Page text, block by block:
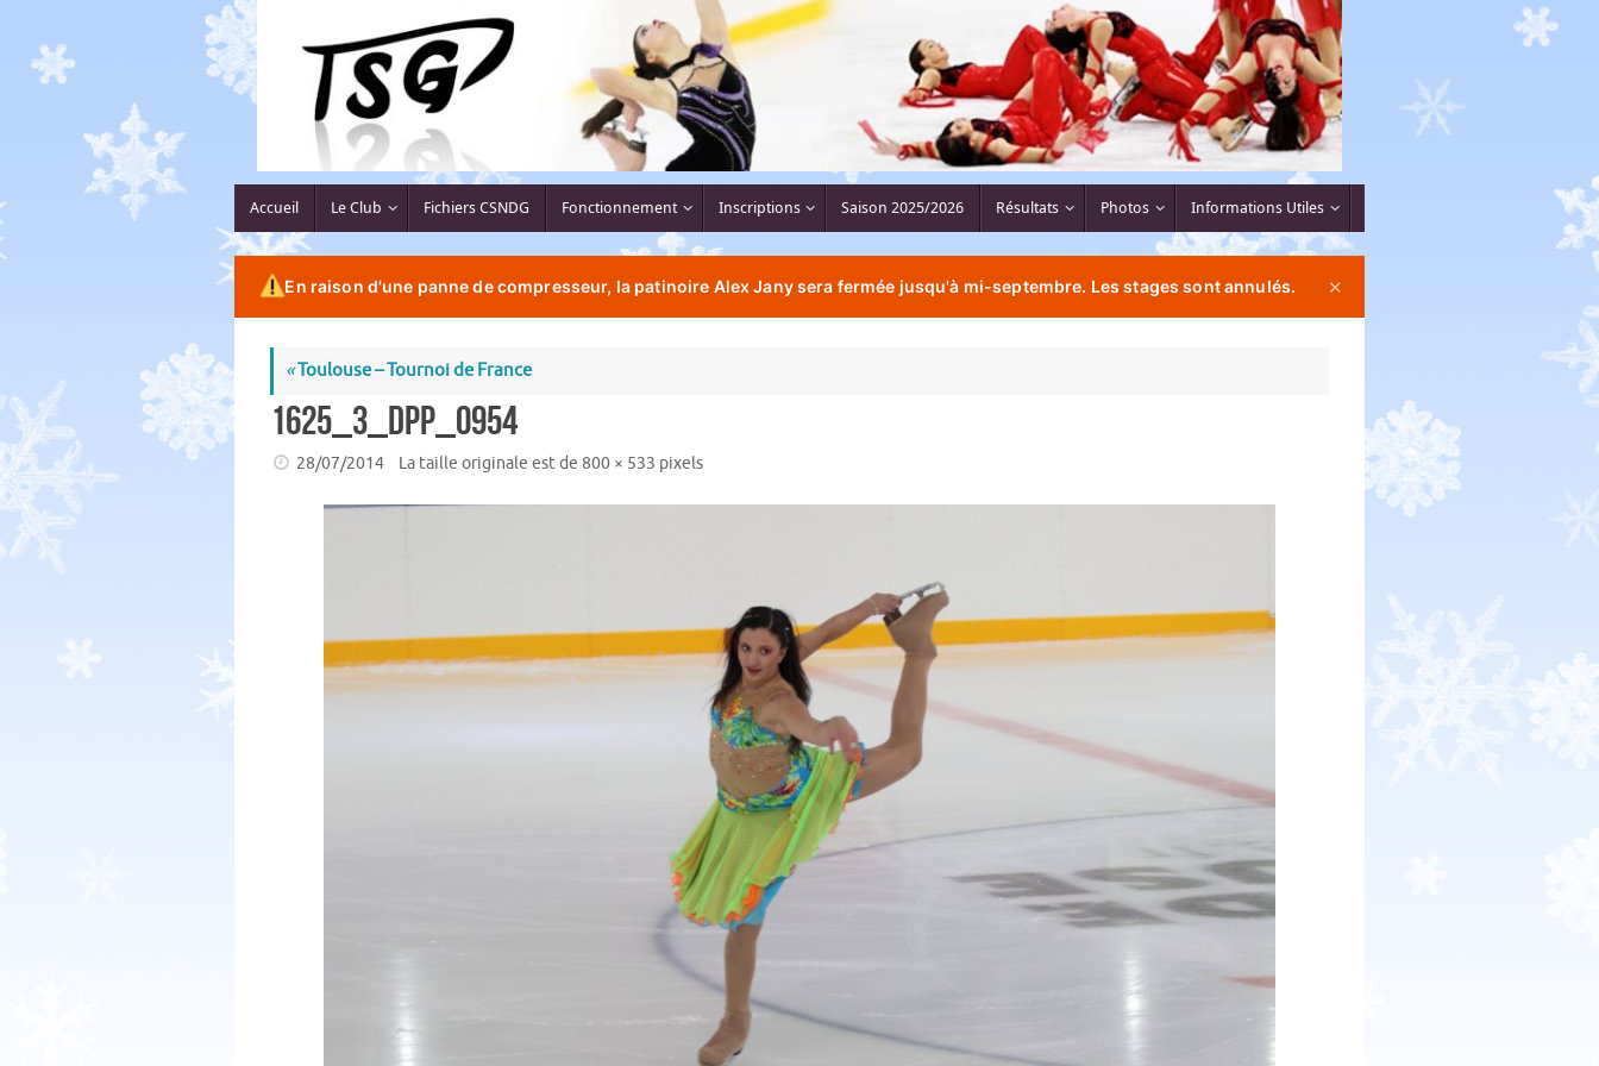
contenu
contenu
Accueil Le Club Fichiers CSNDG Fonctionnement Inscriptions Saison 2025/2026 Résultats Photos Informations Utiles
En raison d'une panne de compresseur, la patinoire Alex Jany sera fermée jusqu'à mi-septembre. Les stages sont annulés. ✕
«Toulouse – Tournoi de France
1625_3_dpp_0954
28/07/2014 La taille originale est de800 × 533 pixels